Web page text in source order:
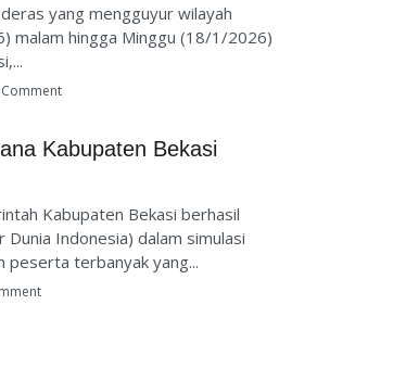
yang mengguyur wilayah
malam hingga Minggu (18/1/2026)
Kabupaten Bekasi
Kabupaten Bekasi berhasil
Indonesia) dalam simulasi
peserta terbanyak yang...